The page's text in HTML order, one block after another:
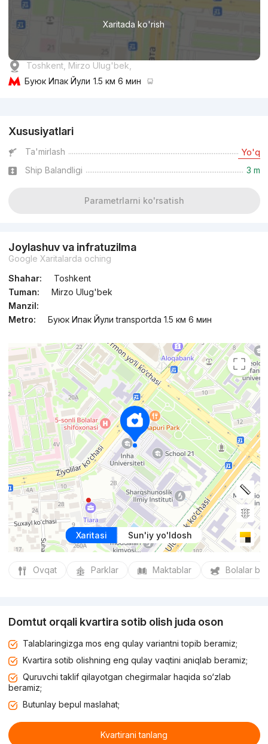
Xaritada ko'rish
Toshkent, Mirzo Ulug'bek,
Буюк Ипак Йули 1.5 км 6 мин
Xususiyatlari
Ta'mirlash Yo'q
Ship Balandligi 3 m
Parametrlarni ko'rsatish
Joylashuv va infratuzilma
Google Xaritalarda oching
Shahar:
Toshkent
Tuman:
Mirzo Ulug'bek
Manzil:
Metro:
Буюк Ипак Йули transportda 1.5 км 6 мин
Xaritasi Sun'iy yo'ldosh
Ovqat Parklar Maktablar Bolalar
Domtut orqali kvartira sotib olish juda oson
Talablaringizga mos eng qulay variantni topib beramiz;
Kvartira sotib olishning eng qulay vaqtini aniqlab beramiz;
Quruvchi taklif qilayotgan chegirmalar haqida so‘zlab
beramiz;
Butunlay bepul maslahat;
Kvartirani tanlang